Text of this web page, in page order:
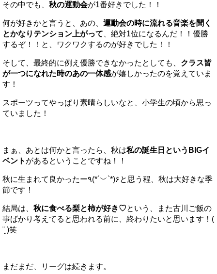
その中でも、 秋の運動会が1番好きでした！！
何が好きかと言うと、あの、 運動会の時に流れる音楽を聞く
とかなりテンション上がって、絶対1位になるんだ！！優勝
するぞ！！と、ワクワクするのが好きでした！！
そして、最終的に例え優勝できなかったとしても、 クラス皆
が一つになれた時のあの一体感が嬉しかったのを覚えていま
す！
スポーツってやっぱり素晴らしいなと、小学生の頃から思っ
ていました！
まぁ、あとは何かと言ったら、秋は私の誕生日というBIGイ
ベント があるということですね！！
秋に生まれて良かったー٩(*´︶`*)۶と思う程、秋は大好きな季
節です！
結局は、 秋に食べる梨と柿が好き♡という、また古川ご飯の
事ばかり考えてると思われる前に、終わりたいと思います！(
¨̮ )笑
まだまだ、リーグは続きます。